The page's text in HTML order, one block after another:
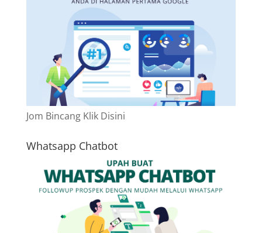
Jom Bincang Klik Disini
Whatsapp Chatbot